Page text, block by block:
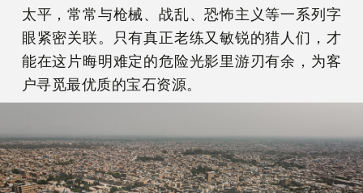
太平，常常与枪械、战乱、恐怖主义等一系列字
眼紧密关联。只有真正老练又敏锐的猎人们，才
能在这片晦明难定的危险光影里游刃有余，为客
户寻觅最优质的宝石资源。